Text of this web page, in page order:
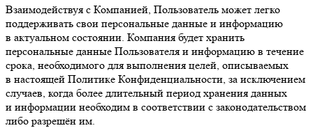
Взаимодействуя с Компанией, Пользователь может легко
поддерживать свои персональные данные и информацию
в актуальном состоянии. Компания будет хранить
персональные данные Пользователя и информацию в течение
срока, необходимого для выполнения целей, описываемых
в настоящей Политике Конфиденциальности, за исключением
случаев, когда более длительный период хранения данных
и информации необходим в соответствии с законодательством
либо разрешён им.